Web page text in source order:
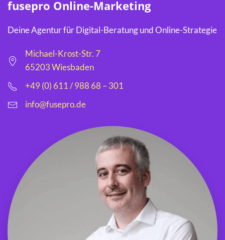
fusepro Online-Marketing
Deine Agentur für Digital-Beratung und Online-Strategie
Michael-Krost-Str. 7
65203 Wiesbaden
+49 (0) 611 / 988 68 – 301
info@fusepro.de